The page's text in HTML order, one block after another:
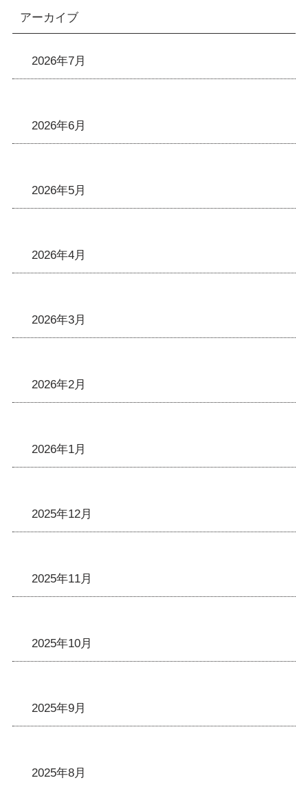
アーカイブ
2026年7月
2026年6月
2026年5月
2026年4月
2026年3月
2026年2月
2026年1月
2025年12月
2025年11月
2025年10月
2025年9月
2025年8月